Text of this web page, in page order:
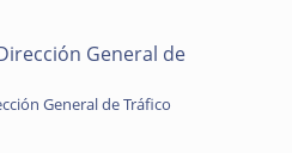
General de
General de Tráfico